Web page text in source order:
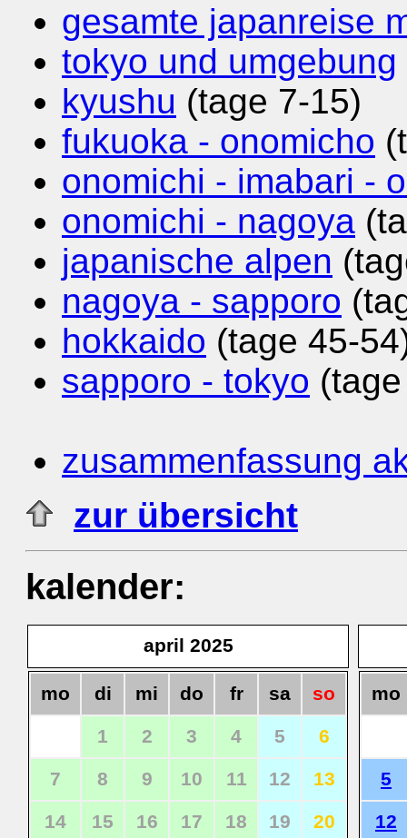
gesamte japanreise
tokyo und umgebung
kyushu (tage 7-15)
fukuoka - onomicho
onomichi - imabari -
onomichi - nagoya
japanische alpen
nagoya - sapporo
hokkaido (tage 45-
sapporo - tokyo
zusammenfassung
zur übersicht
kalender:
april 2025
mo di mi do fr sa
so
1
2 3 4 5
6
7
8 9 10 11 12
13
14
15 16 17 18 19
20
mo
5
12